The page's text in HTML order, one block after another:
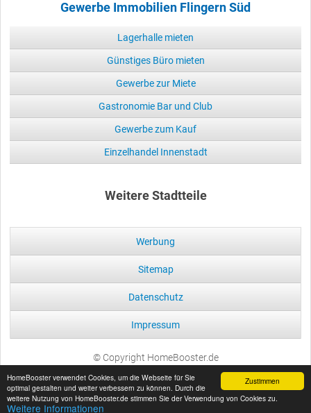
Zustimmen
HomeBooster verwendet Cookies, um die Webseite für Sie
optimal gestalten und weiter verbessern zu können. Durch die
weitere Nutzung von HomeBooster.de stimmen Sie der Verwendung von Cookies zu.
Weitere Informationen
Gewerbe Immobilien Flingern Süd
Lagerhalle mieten
Günstiges Büro mieten
Gewerbe zur Miete
Gastronomie Bar und Club
Gewerbe zum Kauf
Einzelhandel Innenstadt
Weitere Stadtteile
Werbung
Sitemap
Datenschutz
Impressum
© Copyright HomeBooster.de